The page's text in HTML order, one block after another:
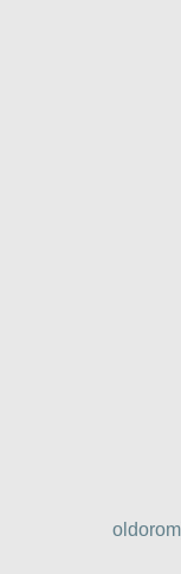
اولدورم بولدورم کلمه سینین آچیخلاماسی (oldorom